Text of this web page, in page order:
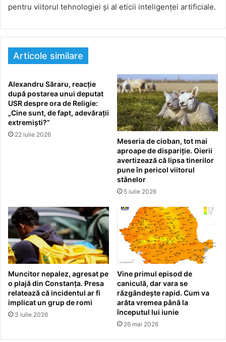
pentru viitorul tehnologiei și al eticii inteligenței artificiale.
Articole similare
Alexandru Săraru, reacție
după postarea unui deputat
USR despre ora de Religie:
„Cine sunt, de fapt, adevărații
extremiști?”
22 iulie 2026
Meseria de cioban, tot mai
aproape de dispariție. Oierii
avertizează că lipsa tinerilor
pune în pericol viitorul
stânelor
5 iulie 2026
Muncitor nepalez, agresat pe
o plajă din Constanța. Presa
relatează că incidentul ar fi
implicat un grup de romi
3 iulie 2026
Vine primul episod de
caniculă, dar vara se
răzgândește rapid. Cum va
arăta vremea până la
începutul lui iunie
26 mai 2026